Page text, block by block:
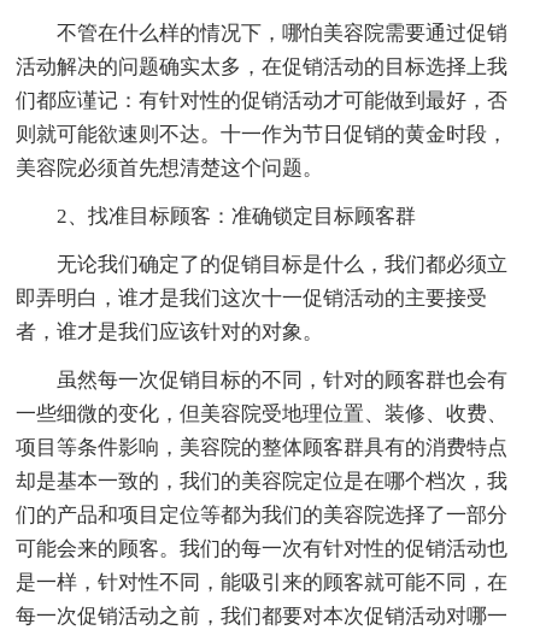
不管在什么样的情况下，哪怕美容院需要通过促销
活动解决的问题确实太多，在促销活动的目标选择上我
们都应谨记：有针对性的促销活动才可能做到最好，否
则就可能欲速则不达。十一作为节日促销的黄金时段，
美容院必须首先想清楚这个问题。
2、找准目标顾客：准确锁定目标顾客群
无论我们确定了的促销目标是什么，我们都必须立
即弄明白，谁才是我们这次十一促销活动的主要接受
者，谁才是我们应该针对的对象。
虽然每一次促销目标的不同，针对的顾客群也会有
一些细微的变化，但美容院受地理位置、装修、收费、
项目等条件影响，美容院的整体顾客群具有的消费特点
却是基本一致的，我们的美容院定位是在哪个档次，我
们的产品和项目定位等都为我们的美容院选择了一部分
可能会来的顾客。我们的每一次有针对性的促销活动也
是一样，针对性不同，能吸引来的顾客就可能不同，在
每一次促销活动之前，我们都要对本次促销活动对哪一